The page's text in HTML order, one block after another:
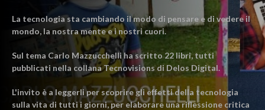
La tecnologia sta cambiando il modo di pensare e di vedere il
mondo, la nostra mente e i nostri cuori.
Sul tema Carlo Mazzucchelli ha scritto 22 libri, tutti
pubblicati nella collana Tecnovisions di Delos Digital.
L'invito è a leggerli per scoprire gli effetti della tecnologia
sulla vita di tutti i giorni, per elaborare una riflessione critica